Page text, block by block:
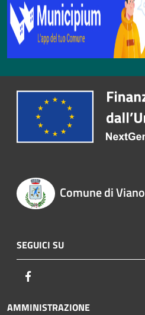
Comune di Viano
SEGUICI SU
AMMINISTRAZIONE